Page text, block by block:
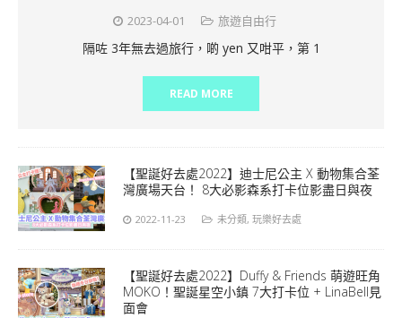
2023-04-01 旅遊自由行
隔咗 3年無去過旅行，啲 yen 又咁平，第 1
READ MORE
【聖誕好去處2022】迪士尼公主 X 動物集合荃
灣廣場天台！ 8大必影森系打卡位影盡日與夜
2022-11-23 未分類, 玩樂好去處
【聖誕好去處2022】Duffy & Friends 萌遊旺角
MOKO！聖誕星空小鎮 7大打卡位 + LinaBell見
面會